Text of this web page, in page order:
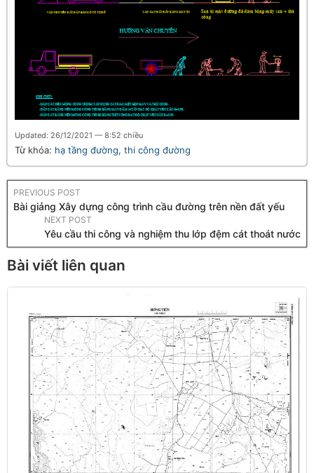
Updated: 26/12/2021 — 8:52 chiều
Từ khóa: hạ tầng đường, thi công đường
PREVIOUS POST
Bài giảng Xây dựng công trình cầu đường trên nền đất yếu
NEXT POST
Yêu cầu thi công và nghiệm thu lớp đệm cát thoát nước
Bài viết liên quan